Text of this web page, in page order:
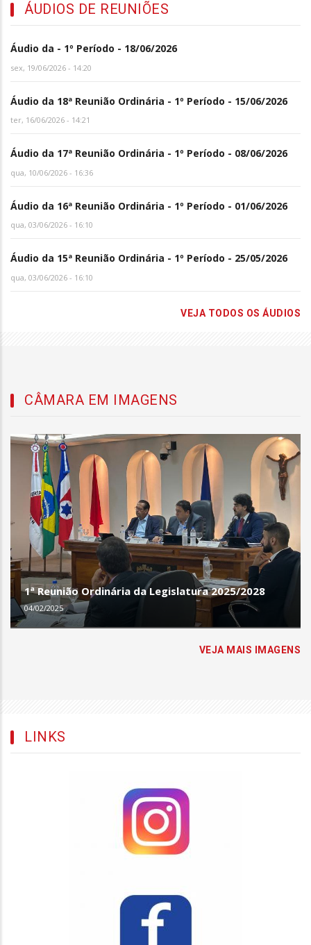
ÁUDIOS DE REUNIÕES
Áudio da - 1º Período - 18/06/2026
sex, 19/06/2026 - 14:20
Áudio da 18ª Reunião Ordinária - 1º Período - 15/06/2026
ter, 16/06/2026 - 14:21
Áudio da 17ª Reunião Ordinária - 1º Período - 08/06/2026
qua, 10/06/2026 - 16:36
Áudio da 16ª Reunião Ordinária - 1º Período - 01/06/2026
qua, 03/06/2026 - 16:10
Áudio da 15ª Reunião Ordinária - 1º Período - 25/05/2026
qua, 03/06/2026 - 16:10
VEJA TODOS OS ÁUDIOS
CÂMARA EM IMAGENS
1ª Reunião Ordinária da Legislatura 2025/2028
04/02/2025
VEJA MAIS IMAGENS
LINKS